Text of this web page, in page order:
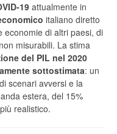
19 attualmente in
italiano diretto
economie di altri paesi, di
misurabili. La stima
del PIL nel 2020
sottostimata: un
scenari avversi e la
estera, del 15%
realistico.